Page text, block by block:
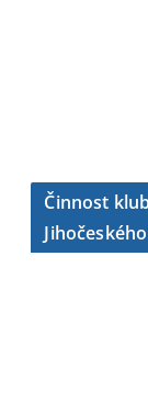
Činnost